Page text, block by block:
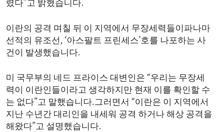
렸다”고 밝혔습니다.
이란의 공격 며칠 뒤 이 지역에서 무장세력들이파나마
선적의 유조선, ‘아스팔트 프린세스’호를 나포하는 사
건이 발생했습니다.
미 국무부의 네드 프라이스 대변인은 “우리는 무장세
력이 이란인들이라고 생각하지만 현재 이를 확인할 수
는 없다”고 말했습니다.그러면서 “이란은 이 지역에서
지난 수년간 대리인을 내세워 공격 하거나 해상 공격을
해왔다”고 설명했습니다.